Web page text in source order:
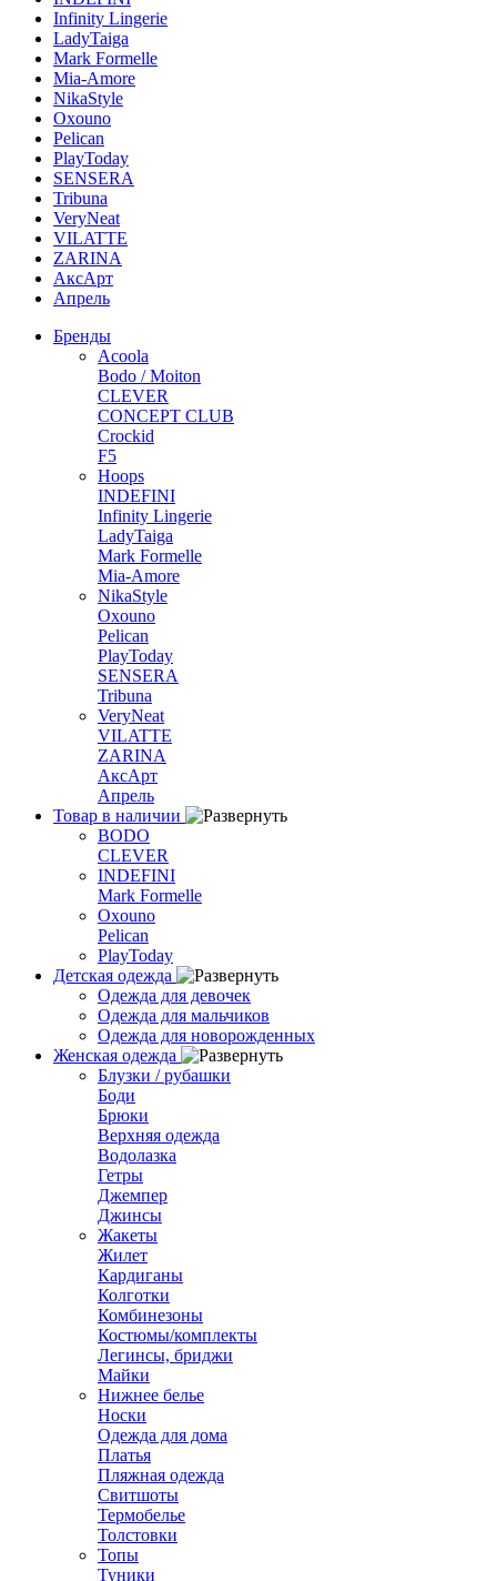
Infinity Lingerie
LadyTaiga
Mark Formelle
Mia-Amore
NikaStyle
Oxouno
Pelican
PlayToday
SENSERA
Tribuna
VeryNeat
VILATTE
ZARINA
АксАрт
Апрель
Бренды
Acoola
Bodo / Moiton
CLEVER
CONCEPT CLUB
Crockid
F5
Hoops
INDEFINI
Infinity Lingerie
LadyTaiga
Mark Formelle
Mia-Amore
NikaStyle
Oxouno
Pelican
PlayToday
SENSERA
Tribuna
VeryNeat
VILATTE
ZARINA
АксАрт
Апрель
Товар в наличии
BODO
CLEVER
INDEFINI
Mark Formelle
Oxouno
Pelican
PlayToday
Детская одежда
Одежда для девочек
Одежда для мальчиков
Одежда для новорожденных
Женская одежда
Блузки / рубашки
Боди
Брюки
Верхняя одежда
Водолазка
Гетры
Джемпер
Джинсы
Жакеты
Жилет
Кардиганы
Колготки
Комбинезоны
Костюмы/комплекты
Легинсы, бриджи
Майки
Нижнее белье
Носки
Одежда для дома
Платья
Пляжная одежда
Свитшоты
Термобелье
Толстовки
Топы
Туники